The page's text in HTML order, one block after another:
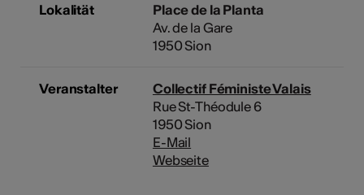
Lokalität
Place de la Planta
Av. de la Gare
1950 Sion
Veranstalter
Collectif Féministe Valais
Rue St-Théodule 6
1950 Sion
E-Mail
Webseite